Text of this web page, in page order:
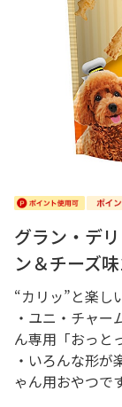
グラン・デ
ン＆チーズ
“カリッ”と楽し
・ユニ・チャ
ん専用「おっと
・いろんな形
ゃん用おやつです